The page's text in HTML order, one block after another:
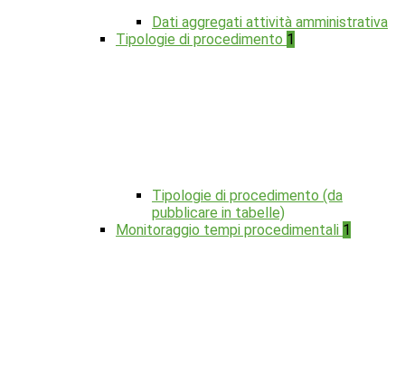
Dati aggregati attività amministrativa
Tipologie di procedimento 1
Tipologie di procedimento (da
pubblicare in tabelle)
Monitoraggio tempi procedimentali 1